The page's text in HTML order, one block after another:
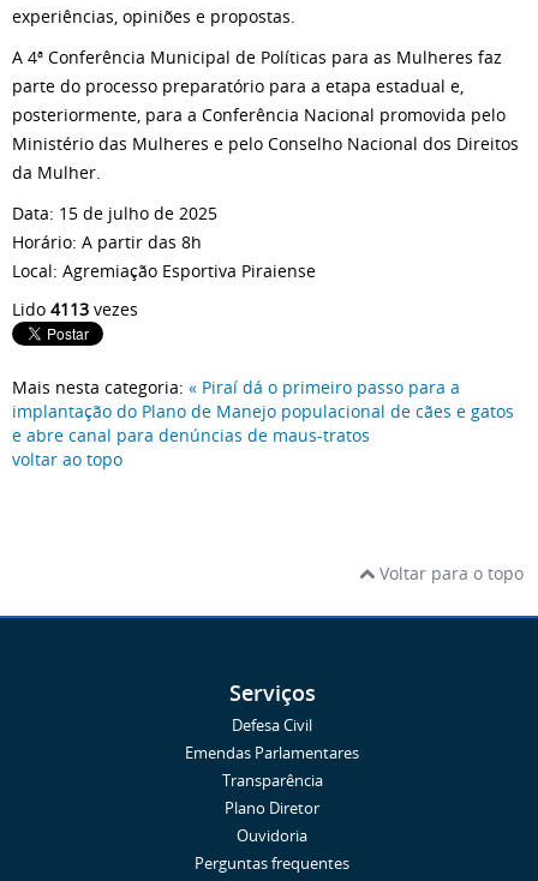
experiências, opiniões e propostas.
A 4ª Conferência Municipal de Políticas para as Mulheres faz
parte do processo preparatório para a etapa estadual e,
posteriormente, para a Conferência Nacional promovida pelo
Ministério das Mulheres e pelo Conselho Nacional dos Direitos
da Mulher.
Data: 15 de julho de 2025
Horário: A partir das 8h
Local: Agremiação Esportiva Piraiense
Lido 4113 vezes
Mais nesta categoria: « Piraí dá o primeiro passo para a
implantação do Plano de Manejo populacional de cães e gatos
e abre canal para denúncias de maus-tratos
voltar ao topo
Voltar para o topo
Serviços
Defesa Civil
Emendas Parlamentares
Transparência
Plano Diretor
Ouvidoria
Perguntas frequentes